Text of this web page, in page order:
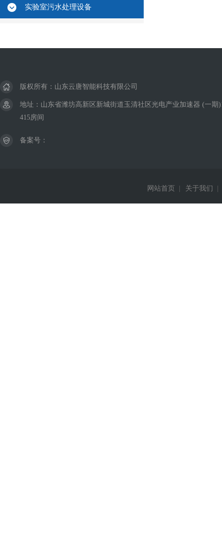
实验室污水处理设备
版权所有：山东云唐智能科技有限公司
地址：山东省潍坊高新区新城街道玉清社区光电产业加速器 (一期
415房间
备案号：
网站首页 关于我们